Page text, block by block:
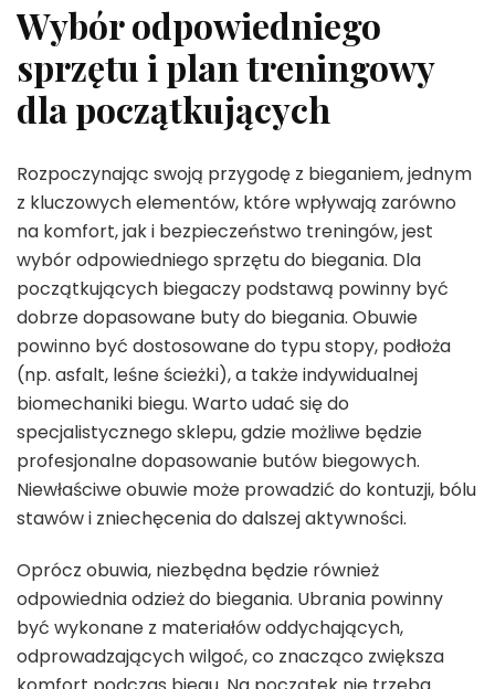
Wybór odpowiedniego
sprzętu i plan treningowy
dla początkujących
Rozpoczynając swoją przygodę z bieganiem, jednym
z kluczowych elementów, które wpływają zarówno
na komfort, jak i bezpieczeństwo treningów, jest
wybór odpowiedniego sprzętu do biegania. Dla
początkujących biegaczy podstawą powinny być
dobrze dopasowane buty do biegania. Obuwie
powinno być dostosowane do typu stopy, podłoża
(np. asfalt, leśne ścieżki), a także indywidualnej
biomechaniki biegu. Warto udać się do
specjalistycznego sklepu, gdzie możliwe będzie
profesjonalne dopasowanie butów biegowych.
Niewłaściwe obuwie może prowadzić do kontuzji, bólu
stawów i zniechęcenia do dalszej aktywności.
Oprócz obuwia, niezbędna będzie również
odpowiednia odzież do biegania. Ubrania powinny
być wykonane z materiałów oddychających,
odprowadzających wilgoć, co znacząco zwiększa